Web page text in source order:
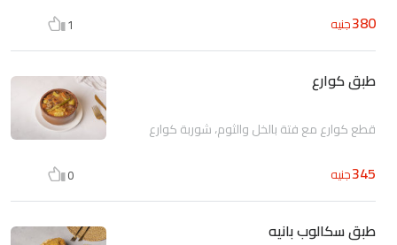
380جنيه 1
طبق كوارع
قطع كوارع مع فتة بالخل والثوم، شوربة كوارع
345جنيه 0
طبق سكالوب بانيه